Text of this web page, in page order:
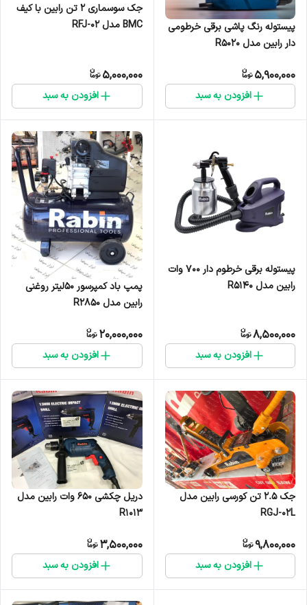
پیستوله رنگ پاشی برقی خرطومی
دار رابین مدل R5020
5,900,000
افزودن به سبد
جک‌ سوسماری ۲ تن رابین با کیف
BMC مدل RFJ-02
5,000,000
افزودن به سبد
پیستوله برقی خرطوم دار ۷۰۰ وات
رابین مدل R5140
8,500,000
افزودن به سبد
پمپ باد کمپرسور ۵۰‌لیتر روغنی
رابین مدل R2850
20,000,000
افزودن به سبد
جک ۲.۵ تن کورسی رابین مدل
RGJ-02L
9,800,000
افزودن به سبد
دریل چکشی ۶۵۰ وات رابین مدل
R1013
3,500,000
افزودن به سبد